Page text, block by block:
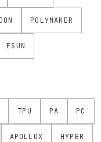
POLYMAKER
ESUN
TPU PA PC
APOLLOX HYPER